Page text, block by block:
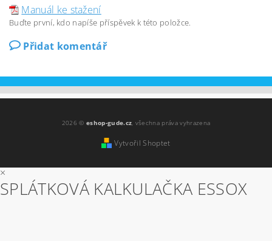
Manuál ke stažení
Buďte první, kdo napíše příspěvek k této položce.
Přidat komentář
2026 ©eshop-gude.cz, všechna práva vyhrazena
Vytvořil Shoptet
×
SPLÁTKOVÁ KALKULAČKA ESSOX